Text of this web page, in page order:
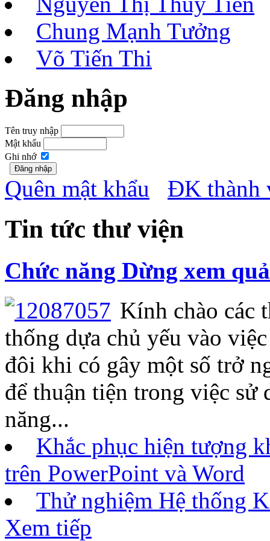
Chung Mạnh Tưởng
Võ Tiến Thi
Đăng nhập
Tên truy nhập
Mật khẩu
Ghi nhớ
Quên mật khẩu ĐK thành
Tin tức thư viện
Chức năng Dừng xem
Kính chào các
thống dựa chủ yếu vào
đôi khi có gây một số trở
để thuận tiện trong việc sử
năng...
Khắc phục hiện tượng
trên PowerPoint và Word
Thử nghiệm Hệ thống
Xem tiếp